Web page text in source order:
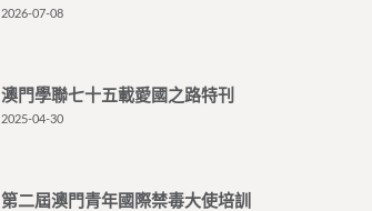
2026-07-08
澳門學聯七十五載愛國之路特刊
2025-04-30
第二屆澳門青年國際禁毒大使培訓